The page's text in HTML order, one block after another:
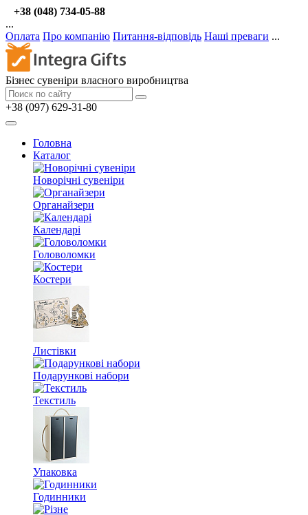
+38 (048) 734-05-88
...
Оплата Про компанію Питання-відповідь Наші преваги ...
Бізнес сувеніри власного виробництва
+38 (097) 629-31-80
Головна
Каталог
Новорічні сувеніри
Органайзери
Календарі
Головоломки
Костери
Листівки
Подарункові набори
Текстиль
Упаковка
Годинники